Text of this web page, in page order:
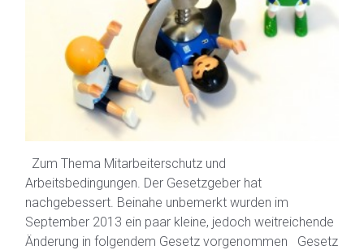
Zum Thema Mitarbeiterschutz und
Arbeitsbedingungen. Der Gesetzgeber hat
nachgebessert. Beinahe unbemerkt wurden im
September 2013 ein paar kleine, jedoch weitreichende
Änderung in folgendem Gesetz vorgenommen Gesetz